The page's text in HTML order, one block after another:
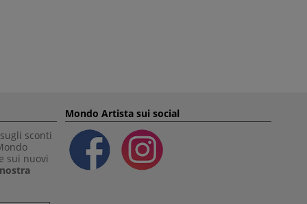
sconti
sui nuovi
Mondo Artista sui social